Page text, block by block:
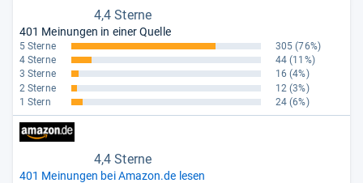
4,4 Sterne
401 Meinungen in einer Quelle
5 Sterne 305 (76%)
4 Sterne
44 (11%)
3 Sterne
16 (4%)
2 Sterne
12 (3%)
1 Stern
24 (6%)
4,4 Sterne
401 Meinungen bei Amazon.de lesen